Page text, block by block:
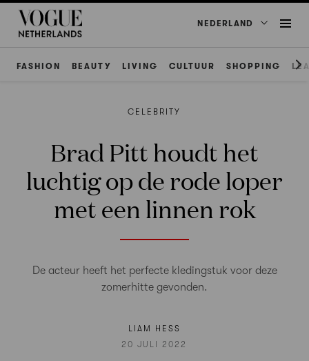
NEDERLAND
FASHION BEAUTY LIVING CULTUUR SHOPPING
CELEBRITY
Brad Pitt houdt het
luchtig op de rode loper
met een linnen rok
De acteur heeft het perfecte kledingstuk voor deze
zomerhitte gevonden.
LIAM HESS
20 JULI 2022